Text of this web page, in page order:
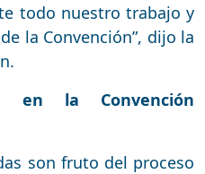
todo nuestro trabajo y
la Convención”, dijo la
en la Convención
son fruto del proceso